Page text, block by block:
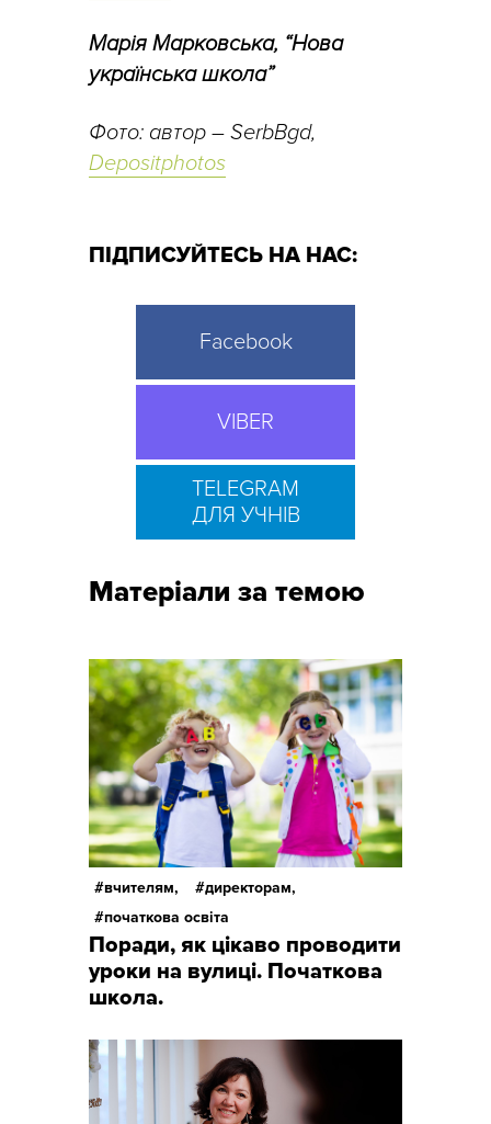
Марія Марковська, “Нова
українська школа”
Фото: автор – SerbBgd,
Depositphotos
ПІДПИСУЙТЕСЬ НА НАС:
Facebook
VIBER
TELEGRAM
ДЛЯ УЧНІВ
Матеріали за темою
вчителям,
директорам,
початкова освіта
Поради, як цікаво проводити
уроки на вулиці. Початкова
школа.